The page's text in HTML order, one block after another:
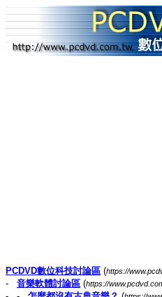
PCDVD數位科技討論區 (https://
- 音樂軟體討論區 (https://